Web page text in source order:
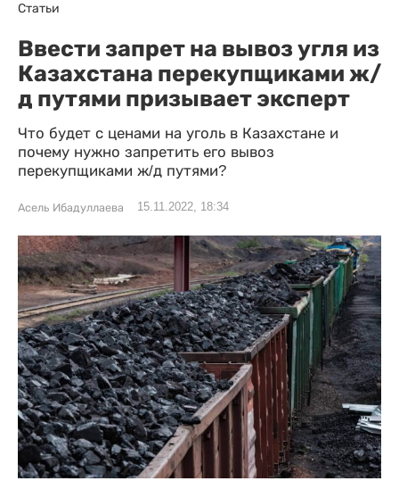
Статьи
Ввести запрет на вывоз угля из
Казахстана перекупщиками ж/
д путями призывает эксперт
Что будет с ценами на уголь в Казахстане и
почему нужно запретить его вывоз
перекупщиками ж/д путями?
Асель Ибадуллаева 15.11.2022, 18:34